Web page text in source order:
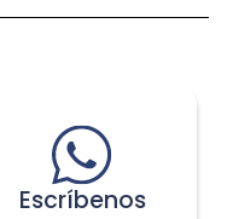
Escríbenos